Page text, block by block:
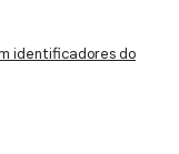
identificadores do